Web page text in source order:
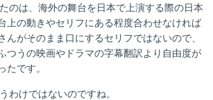
のは、海外の舞台を日本で上演する際の日本
上の動きやセリフにある程度合わせなければ
んがそのまま口にするセリフではないので、
つうの映画やドラマの字幕翻訳より自由度が
です。
わけではないのですね。